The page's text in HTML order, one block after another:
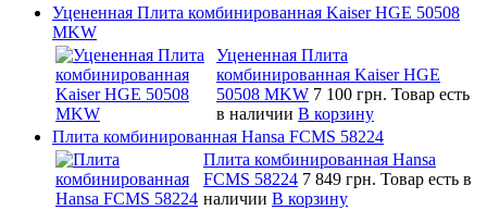
Уцененная Плита комбинированная Kaiser HGE 50508
MKW
Уцененная Плита
комбинированная Kaiser HGE
50508 MKW 7 100 грн. Товар есть
в наличии В корзину
Плита комбинированная Hansa FCMS 58224
Плита комбинированная Hansa
FCMS 58224 7 849 грн. Товар есть в
наличии В корзину